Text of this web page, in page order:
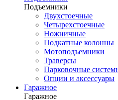
Подъемники
Двухстоечные
Четырехстоечные
Ножничные
Подкатные колонны
Мотоподъемники
Траверсы
Парковочные
Опции и аксессуары
Гаражное
Гаражное